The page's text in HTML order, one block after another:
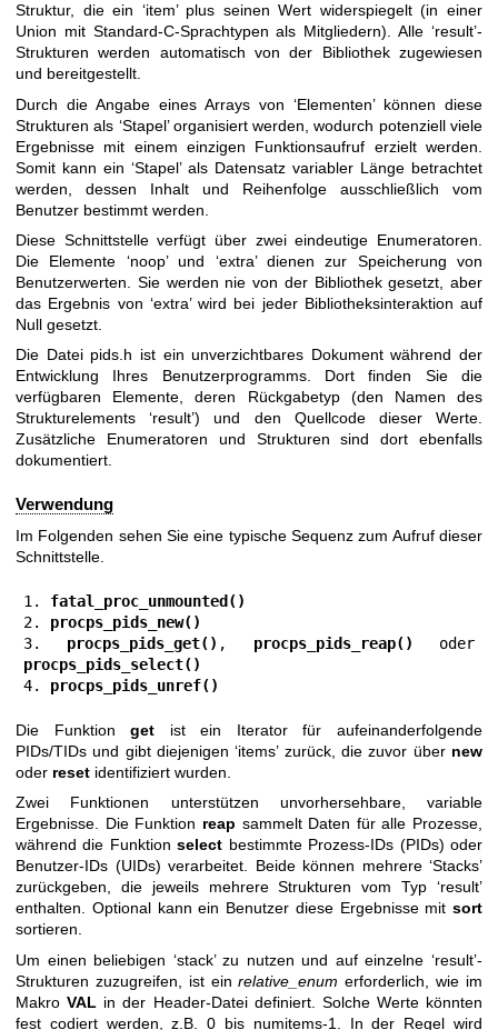
Struktur, die ein ‘item’ plus seinen Wert widerspiegelt (in einer
Union mit Standard-C-Sprachtypen als Mitgliedern). Alle ‘result’-
Strukturen werden automatisch von der Bibliothek zugewiesen
und bereitgestellt.
Durch die Angabe eines Arrays von ‘Elementen’ können diese
Strukturen als ‘Stapel’ organisiert werden, wodurch potenziell viele
Ergebnisse mit einem einzigen Funktionsaufruf erzielt werden.
Somit kann ein ‘Stapel’ als Datensatz variabler Länge betrachtet
werden, dessen Inhalt und Reihenfolge ausschließlich vom
Benutzer bestimmt werden.
Diese Schnittstelle verfügt über zwei eindeutige Enumeratoren.
Die Elemente ‘noop’ und ‘extra’ dienen zur Speicherung von
Benutzerwerten. Sie werden nie von der Bibliothek gesetzt, aber
das Ergebnis von ‘extra’ wird bei jeder Bibliotheksinteraktion auf
Null gesetzt.
Die Datei pids.h ist ein unverzichtbares Dokument während der
Entwicklung Ihres Benutzerprogramms. Dort finden Sie die
verfügbaren Elemente, deren Rückgabetyp (den Namen des
Strukturelements ‘result’) und den Quellcode dieser Werte.
Zusätzliche Enumeratoren und Strukturen sind dort ebenfalls
dokumentiert.
Verwendung
Im Folgenden sehen Sie eine typische Sequenz zum Aufruf dieser
Schnittstelle.
1. fatal_proc_unmounted()
2. procps_pids_new()
3. procps_pids_get() , procps_pids_reap()
procps_pids_select()
4. procps_pids_unref()
Die Funktionget ist ein Iterator für aufeinanderfolgende
PIDs/TIDs und gibt diejenigen ‘items’ zurück, die zuvor über new
oder reset identifiziert wurden.
Zwei Funktionen unterstützen unvorhersehbare, variable
Ergebnisse. Die Funktion reap sammelt Daten für alle Prozesse,
während die Funktionselect bestimmte Prozess-IDs (PIDs) oder
Benutzer-IDs (UIDs) verarbeitet. Beide können mehrere ‘Stacks’
zurückgeben, die jeweils mehrere Strukturen vom Typ ‘result’
enthalten. Optional kann ein Benutzer diese Ergebnisse mit sort
sortieren.
Um einen beliebigen ‘stack’ zu nutzen und auf einzelne ‘result’-
Strukturen zuzugreifen, ist einrelative_enum erforderlich, wie im
MakroVAL in der Header-Datei definiert. Solche Werte könnten
fest codiert werden, z.B. 0 bis numitems-1. In der Regel wird